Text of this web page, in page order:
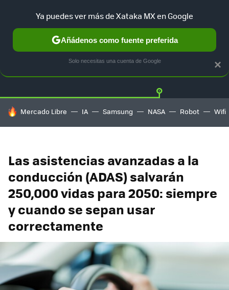
TESLA UBER AUTO ELECTRICO Twitter
HOY SE HABLA DE
Mercado Libre IA Samsung NASA Robot Wifi
Las asistencias avanzadas a la
conducción (ADAS) salvarán
250,000 vidas para 2050: siempre
y cuando se sepan usar
correctamente
×
Ya puedes ver más de Xataka MX en Google
Añádenos como fuente preferida
Solo necesitas una cuenta de Google